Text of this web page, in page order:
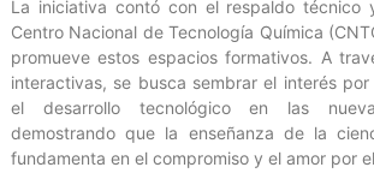
La iniciativa contó con el respaldo técnico
Centro Nacional de Tecnología Química
promueve estos espacios formativos. A
interactivas, se busca sembrar el interés
el desarrollo tecnológico en las
demostrando que la enseñanza de la
fundamenta en el compromiso y el amor por